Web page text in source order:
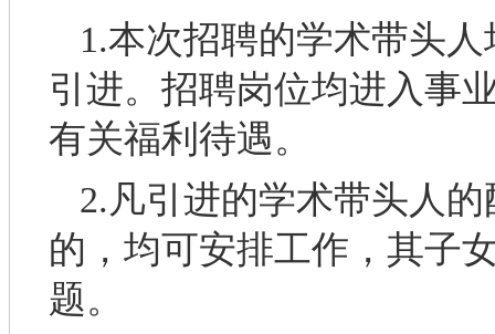
1.本次招聘的学术带头
引进。招聘岗位均进入事
有关福利待遇。
2.凡引进的学术带头人
的，均可安排工作，其子
题。